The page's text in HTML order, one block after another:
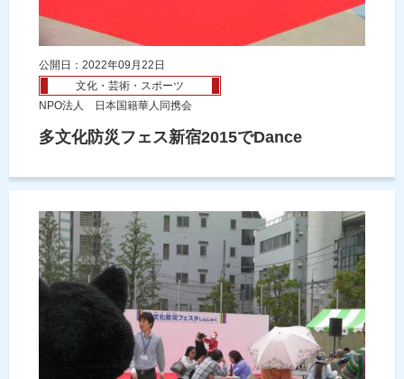
公開日：2022年09月22日
文化・芸術・スポーツ
NPO法人 日本国籍華人同携会
多文化防災フェス新宿2015でDance